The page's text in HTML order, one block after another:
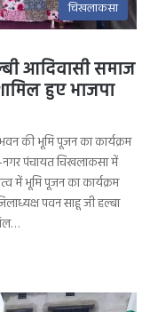
चिखलाकसा
आदिवासी समाज
हुए भाजपा
की भूमि पूजन का कार्यक्रम
नगर पंचायत चिखलाकसा में
में भूमि पूजन का कार्यक्रम
पवन साहू जी हल्बा